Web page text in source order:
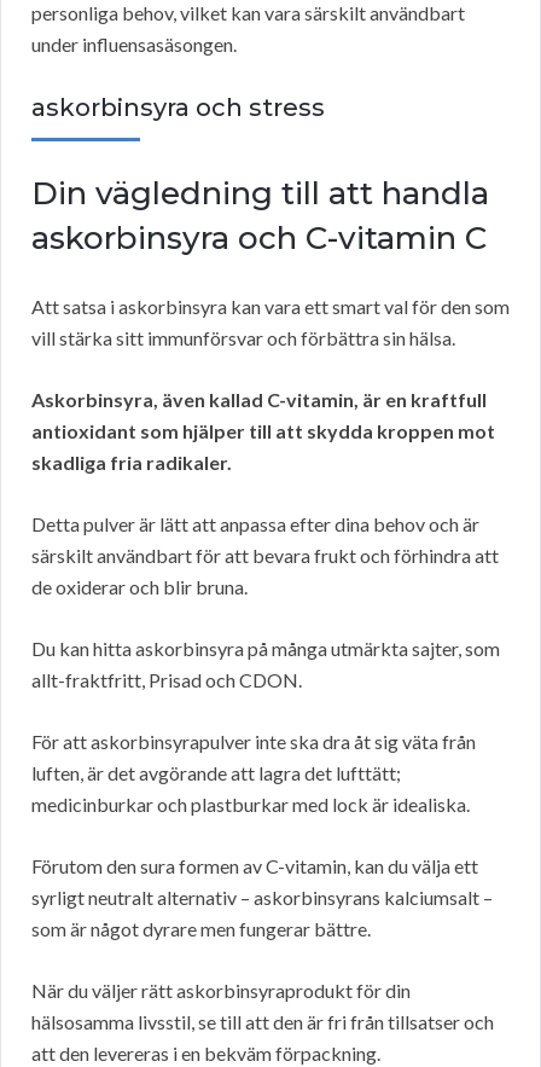
personliga behov, vilket kan vara särskilt användbart
under influensasäsongen.
askorbinsyra och stress
Din vägledning till att handla
askorbinsyra och C-vitamin C
Att satsa i askorbinsyra kan vara ett smart val för den som
vill stärka sitt immunförsvar och förbättra sin hälsa.
Askorbinsyra, även kallad C-vitamin, är en kraftfull
antioxidant som hjälper till att skydda kroppen mot
skadliga fria radikaler.
Detta pulver är lätt att anpassa efter dina behov och är
särskilt användbart för att bevara frukt och förhindra att
de oxiderar och blir bruna.
Du kan hitta askorbinsyra på många utmärkta sajter, som
allt-fraktfritt, Prisad och CDON.
För att askorbinsyrapulver inte ska dra åt sig väta från
luften, är det avgörande att lagra det lufttätt;
medicinburkar och plastburkar med lock är idealiska.
Förutom den sura formen av C-vitamin, kan du välja ett
syrligt neutralt alternativ – askorbinsyrans kalciumsalt –
som är något dyrare men fungerar bättre.
När du väljer rätt askorbinsyraprodukt för din
hälsosamma livsstil, se till att den är fri från tillsatser och
att den levereras i en bekväm förpackning.